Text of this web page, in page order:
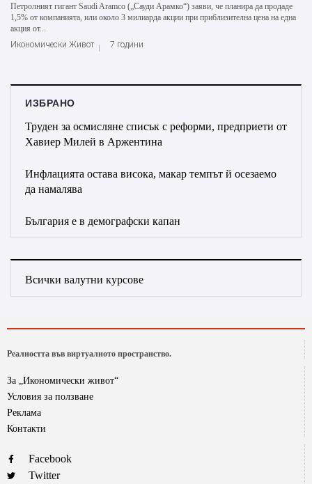
Петролният гигант Saudi Aramco („Сауди Арамко“) заяви, че планира да продаде
1,5% от компанията, или около 3 милиарда акции при приблизителна цена на една
акция от...
Икономически Живот
7 години
ИЗБРАНО
Труден за осмисляне списък с реформи, предприети от
Хавиер Милей в Аржентина
Инфлацията остава висока, макар темпът й осезаемо
да намалява
България е в демографски капан
Всички валутни курсове
Реалността във виртуалното пространство.
За „Икономически живот“
Условия за ползване
Реклама
Контакти
Facebook
Twitter